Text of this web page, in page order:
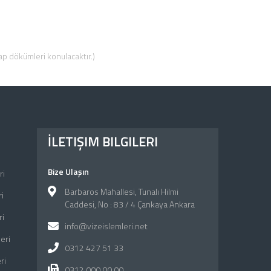
dökümleri konulacaktır.)
İLETIŞIM BILGILERI
Bize Ulaşın
Barbaros Mahallesi, Tunalı Hilmi
Caddesi, No : 83 / 4 Çankaya Ankara
info@vizeislemleri.net
0312 427 51 33